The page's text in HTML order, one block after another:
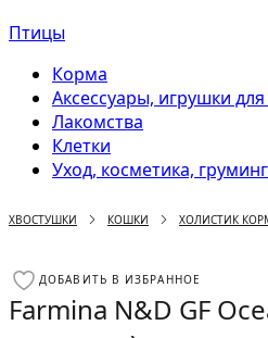
Птицы
Корма
Аксессуары, игрушки для
Лакомства
Клетки
Уход, косметика, груминг
ХВОСТУШКИ КОШКИ ХОЛИСТИК
ДОБАВИТЬ В ИЗБРАННОЕ
Farmina N&D GF